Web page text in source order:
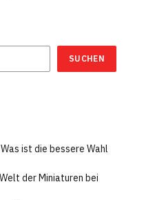
SUCHEN
ist die bessere Wahl
der Miniaturen bei